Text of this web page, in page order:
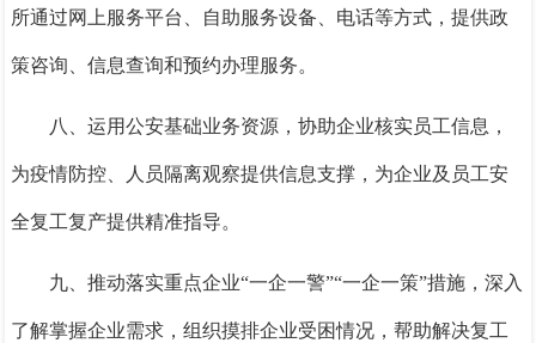
所通过网上服务平台、自助服务设备、电话等方式，提供政
策咨询、信息查询和预约办理服务。
八、运用公安基础业务资源，协助企业核实员工信息，
为疫情防控、人员隔离观察提供信息支撑，为企业及员工安
全复工复产提供精准指导。
九、推动落实重点企业“一企一警”“一企一策”措施，深入
了解掌握企业需求，组织摸排企业受困情况，帮助解决复工